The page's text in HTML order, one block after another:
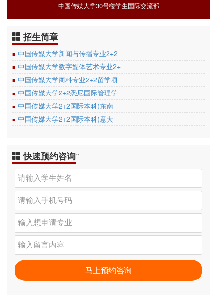
中国传媒大学30号楼学生国际交流部
招生简章
■ 中国传媒大学新闻与传播专业2+2
■ 中国传媒大学数字媒体艺术专业2+
■ 中国传媒大学商科专业2+2留学项
■ 中国传媒大学2+2悉尼国际管理学
■ 中国传媒大学2+2国际本科(东南
■ 中国传媒大学2+2国际本科(意大
快速预约咨询